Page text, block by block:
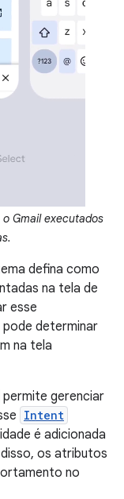
Gmail executados
defina como
na tela de
esse
determinar
na tela
permite gerenciar
Intent
é adicionada
os atributos
no